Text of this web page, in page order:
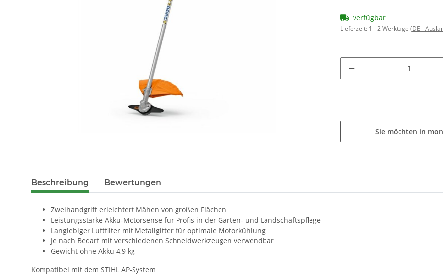
verfügbar
Lieferzeit: 1 - 2 Werktage (DE -
Sie möchten in
Beschreibung Bewertungen
Zweihandgriff erleichtert Mähen von großen Flächen
Leistungsstarke Akku-Motorsense für Profis in der Garten- und Landschaftspflege
Langlebiger Luftfilter mit Metallgitter für optimale Motorkühlung
Je nach Bedarf mit verschiedenen Schneidwerkzeugen verwendbar
Gewicht ohne Akku 4,9 kg
Kompatibel mit dem STIHL AP-System